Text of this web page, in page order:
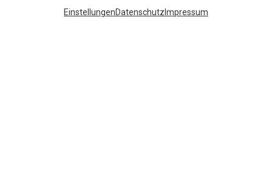
EinstellungenDatenschutz Impressum